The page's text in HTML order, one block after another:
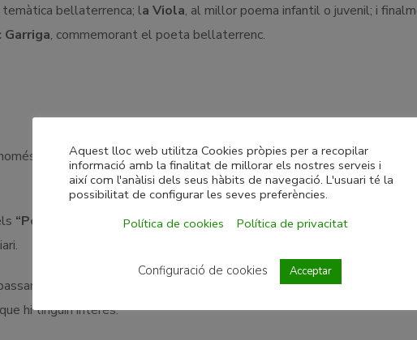
bellaterrenca; la Viola, al millor poema infantil o juvenil; i
Garriga, commemorant el poeta bellaterrenc.
es podrà presentar un sol poema per autor/a. En canvi, pel Premi
“Poetes de Bellaterra” i rebran un diploma i una insígnia. A més, els
a formar part de l’ Arxiu Històric de Bellaterra(AHB),
hi tinguin interès.
Aquest lloc web utilitza Cookies pròpies per a recopilar
informació amb la finalitat de millorar els nostres serveis i
així com l'anàlisi dels seus hàbits de navegació. L'usuari té la
possibilitat de configurar les seves preferències.
Política de cookies
Política de privacitat
Configuració de cookies Acceptar